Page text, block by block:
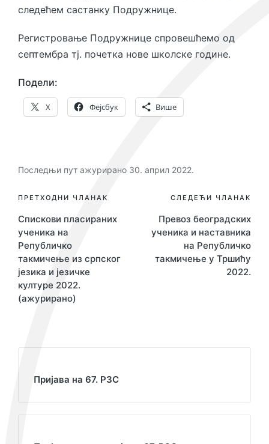
следећем састанку Подружнице.
Регистровање Подружнице спровешћемо од
септембра тј. почетка нове школске године.
Подели:
X Фејсбук Више
Последњи пут ажурирано 30. април 2022.
Навигација
чланка
ПРЕТХОДНИ ЧЛАНАК
Спискови пласираних
ученика на
Републичко
такмичење из српског
језика и језичке
културе 2022.
(ажурирано)
СЛЕДЕЋИ ЧЛАНАК
Превоз београдских
ученика и наставника
на Републичко
такмичење у Тршићу
2022.
Пријава на 67. РЗС